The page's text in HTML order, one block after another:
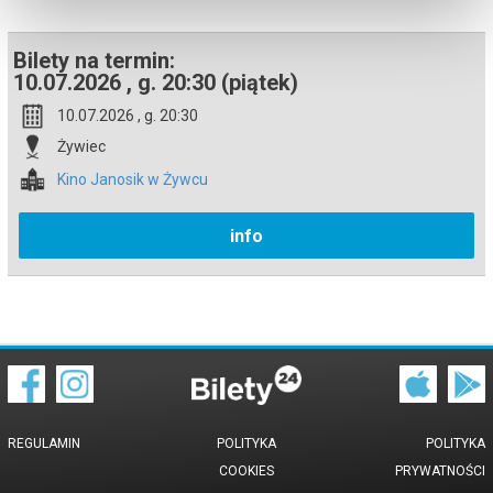
Bilety na termin:
10.07.2026 , g. 20:30 (piątek)
10.07.2026 , g. 20:30
Żywiec
Kino Janosik w Żywcu
info
REGULAMIN
POLITYKA
PRYWATNOŚCI
POLITYKA
COOKIES